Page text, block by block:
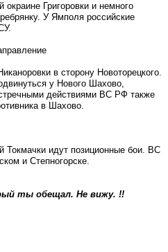
Григоровки и немного
У Ямполя российские
в сторону Новоторецкого.
у Нового Шахово,
действиями ВС РФ также
в Шахово.
Токмачки идут позиционные бои. ВС
и Степногорске.
ты обещал. Не вижу. !!